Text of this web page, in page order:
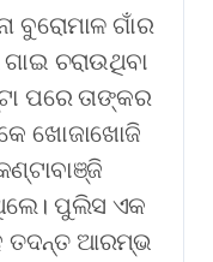
ବୁରୋମାଳ ଗାଁର
ଚରାଉଥିବା
ପରେ ତାଙ୍କର
ଖୋଜାଖୋଜି
ପୁଲିସ ଏକ
ତଦନ୍ତ ଆରମ୍ଭ